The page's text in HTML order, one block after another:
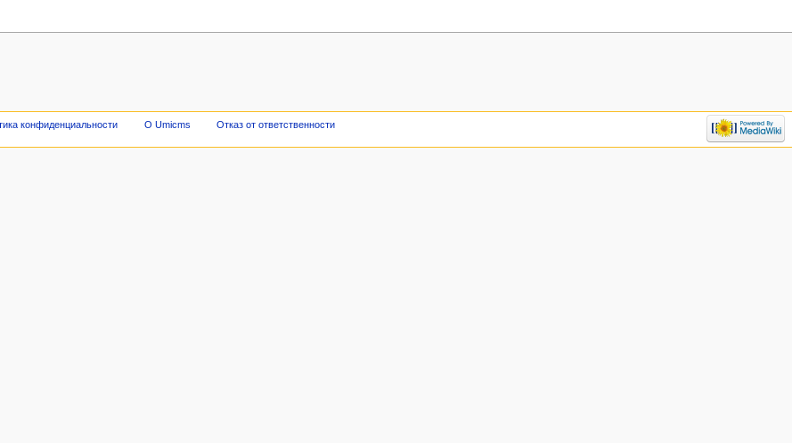
конфиденциальности О Umicms Отказ от ответственности